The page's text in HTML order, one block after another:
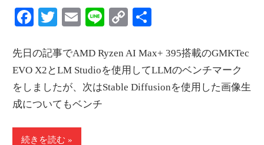
Facebook
Twitter
EmailLineCopy
先日の記事でAMD Ryzen AI Max+ 395搭載のGMKTec
EVO X2とLM Studioを使用してLLMのベンチマーク
をしましたが、次はStable Diffusionを使用した画像生
成についてもベンチ
続きを読む